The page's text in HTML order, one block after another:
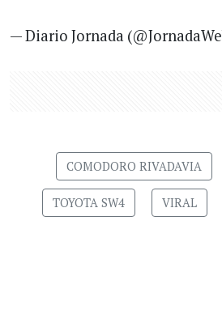
— Diario Jornada
COMODORO RIVADAVIA
TOYOTA SW4 VIRAL